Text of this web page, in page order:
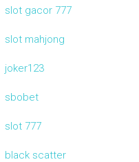
slot gacor 777
slot mahjong
joker123
sbobet
slot 777
black scatter